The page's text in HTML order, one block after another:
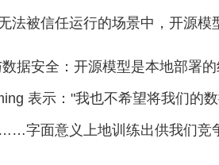
法被信任运行的场景中，开源模
据安全：开源模型是本地部署
表示："我也不希望将我们的
字面意义上地训练出供我们竞